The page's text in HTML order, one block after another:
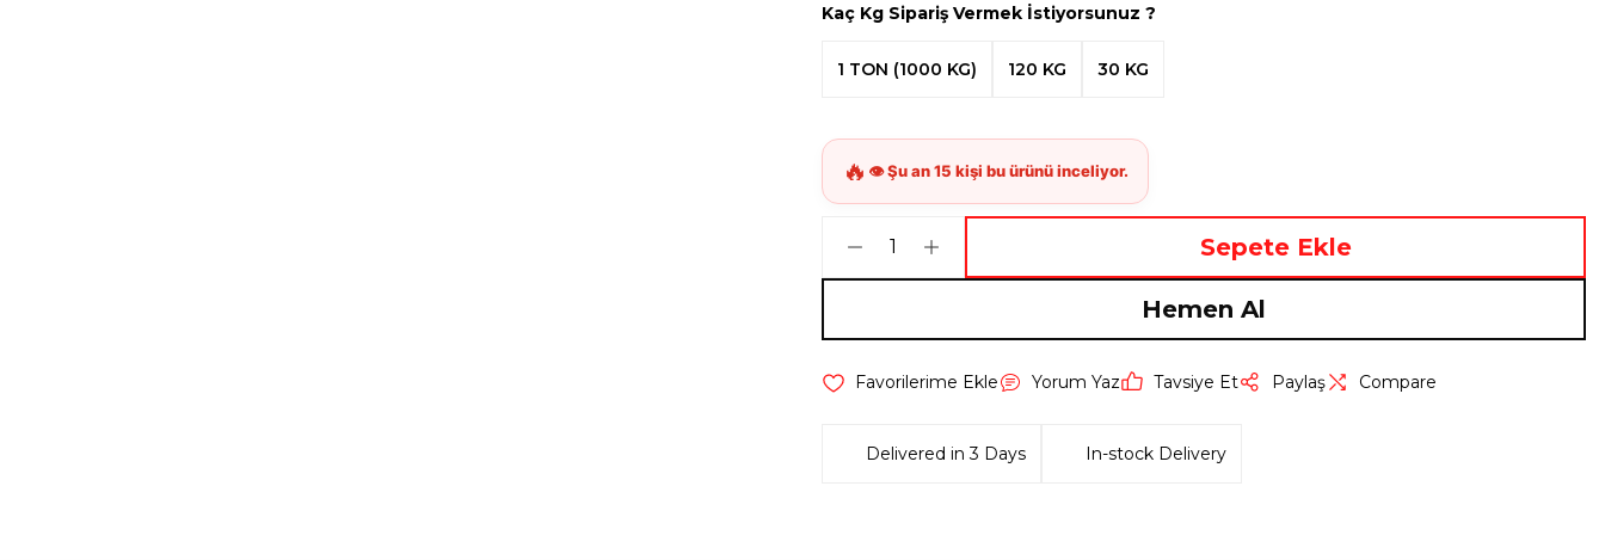
Kaç Kg Sipariş Vermek İstiyorsunuz ?
1 TON (1000 KG) 120 KG 30 KG
Sepete Ekle
Hemen Al
Yorum Yaz Tavsiye Et Paylaş Compare
Delivered in 3 Days In-stock Delivery